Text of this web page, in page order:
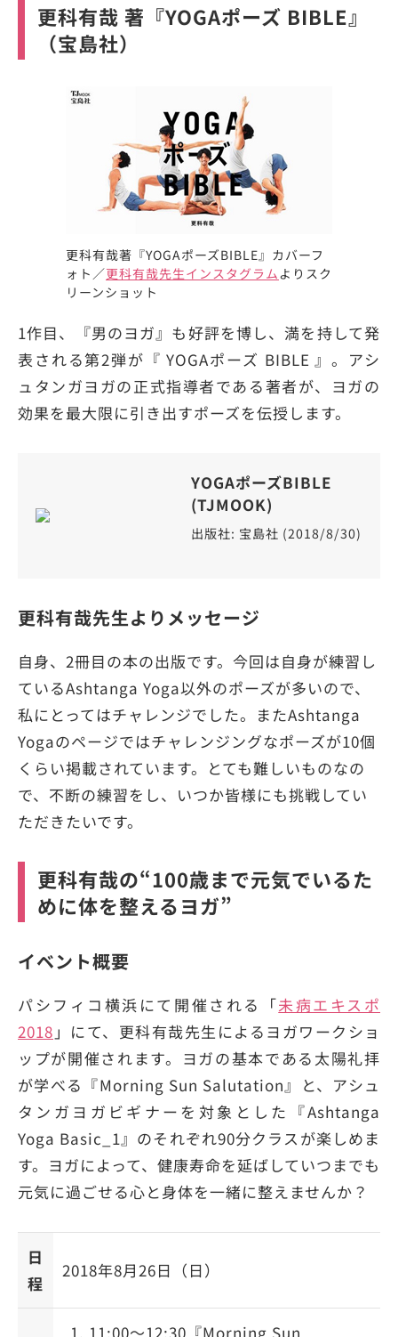
更科有哉 著『YOGAポーズ BIBLE』
（宝島社）
更科有哉著『YOGAポーズBIBLE』カバーフ
ォト／更科有哉先生インスタグラムよりスク
リーンショット
1作目、『男のヨガ』も好評を博し、満を持して発
表される第2弾が『 YOGAポーズ BIBLE 』。アシ
ュタンガヨガの正式指導者である著者が、ヨガの
効果を最大限に引き出すポーズを伝授します。
YOGAポーズBIBLE
(TJMOOK)
出版社: 宝島社 (2018/8/30)
更科有哉先生よりメッセージ
自身、2冊目の本の出版です。今回は自身が練習し
ているAshtanga Yoga以外のポーズが多いので、
私にとってはチャレンジでした。またAshtanga
Yogaのページではチャレンジングなポーズが10個
くらい掲載されています。とても難しいものなの
で、不断の練習をし、いつか皆様にも挑戦してい
ただきたいです。
更科有哉の“100歳まで元気でいるた
めに体を整えるヨガ”
イベント概要
パシフィコ横浜にて開催される「未病エキスポ
2018 」にて、更科有哉先生によるヨガワークショ
ップが開催されます。ヨガの基本である太陽礼拝
が学べる『Morning Sun Salutation』と、アシュ
タンガヨガビギナーを対象とした『Ashtanga
Yoga Basic_1』のそれぞれ90分クラスが楽しめま
す。ヨガによって、健康寿命を延ばしていつまでも
元気に過ごせる心と身体を一緒に整えませんか？
日
程
2018年8月26日（日）
11:00〜12:30『Morning Sun